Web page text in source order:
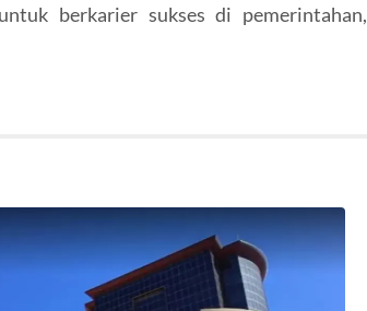
berkarier sukses di pemerintahan,